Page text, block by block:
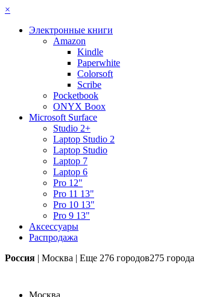
×
Электронные книги
Amazon
Kindle
Paperwhite
Colorsoft
Scribe
Pocketbook
ONYX Boox
Microsoft Surface
Studio 2+
Laptop Studio 2
Laptop Studio
Laptop 7
Laptop 6
Pro 12"
Pro 11 13"
Pro 10 13"
Pro 9 13"
Аксессуары
Распродажа
Россия | Москва | Еще 276 городов275 города
Москва